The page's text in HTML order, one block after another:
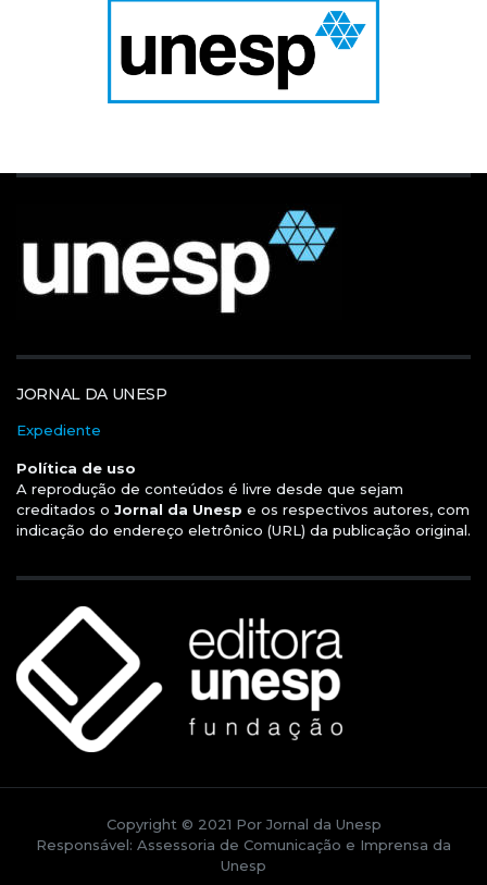
JORNAL DA UNESP
Expediente
Política de uso
A reprodução de conteúdos é livre desde que sejam
creditados o Jornal da Unesp e os respectivos autores, com
indicação do endereço eletrônico (URL) da publicação original.
Copyright © 2021 Por Jornal da Unesp
Responsável: Assessoria de Comunicação e Imprensa da
Unesp